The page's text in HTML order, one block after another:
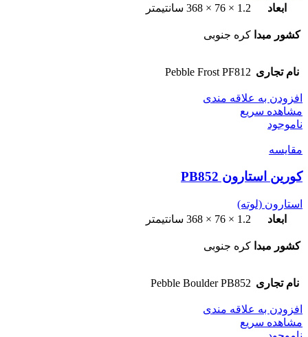
ابعاد
1.2 × 76 × 368 سانتیمتر
کشور مبدا کره جنوبی
نام تجاری Pebble Frost PF812
افزودن به علاقه مندی
مشاهده سریع
ناموجود
مقایسه
کورین استارون PB852
استارون (لوته)
ابعاد
1.2 × 76 × 368 سانتیمتر
کشور مبدا کره جنوبی
نام تجاری Pebble Boulder PB852
افزودن به علاقه مندی
مشاهده سریع